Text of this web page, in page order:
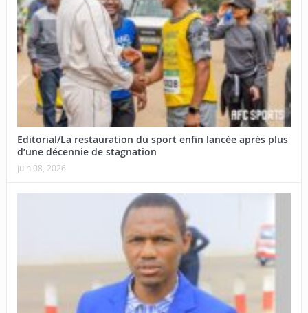
Editorial/La restauration du sport enfin lancée après plus
d’une décennie de stagnation
juin 08, 2026